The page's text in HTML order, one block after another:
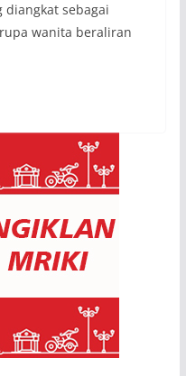
diangkat sebagai
wanita beraliran